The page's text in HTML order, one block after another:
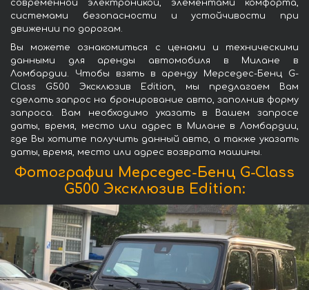
современной электроникой, элементами комфорта,
системами безопасности и устойчивости при
движении по дорогам.
Вы можете ознакомиться с ценами и техническими
данными для аренды автомобиля в Милане в
Ломбардии. Чтобы взять в аренду Мерседес-Бенц G-
Class G500 Эксклюзив Edition, мы предлагаем Вам
сделать запрос на бронирование авто, заполнив форму
запроса. Вам необходимо указать в Вашем запросе
даты, время, место или адрес в Милане в Ломбардии,
где Вы хотите получить данный авто, а также указать
даты, время, место или адрес возврата машины.
Фотографии Мерседес-Бенц G-Class
G500 Эксклюзив Edition: